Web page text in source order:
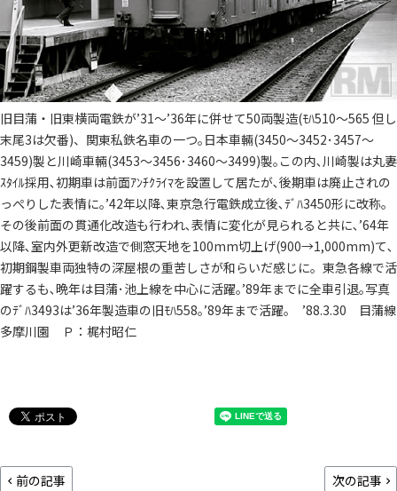
旧目蒲・旧東横両電鉄が’31～’36年に併せて50両製造(ﾓﾊ510～565 但し
末尾3は欠番)、関東私鉄名車の一つ｡日本車輛(3450～3452･3457～
3459)製と川崎車輛(3453～3456･3460～3499)製｡この内､川崎製は丸妻
ｽﾀｲﾙ採用､初期車は前面ｱﾝﾁｸﾗｲﾏを設置して居たが､後期車は廃止されの
っぺりした表情に｡’42年以降､東京急行電鉄成立後､ﾃﾞﾊ3450形に改称｡
その後前面の貫通化改造も行われ､表情に変化が見られると共に､’64年
以降､室内外更新改造で側窓天地を100mm切上げ(900→1,000mm)て､
初期鋼製車両独特の深屋根の重苦しさが和らいだ感じに。東急各線で活
躍するも､晩年は目蒲･池上線を中心に活躍｡’89年までに全車引退｡写真
のﾃﾞﾊ3493は’36年製造車の旧ﾓﾊ558｡’89年まで活躍｡ ’88.3.30 目蒲線
多摩川園 Ｐ：梶村昭仁
前の記事 次の記事